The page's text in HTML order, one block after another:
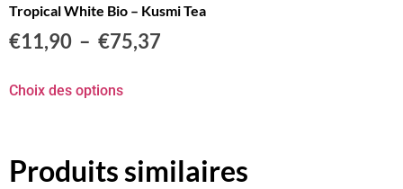
Tropical White Bio – Kusmi Tea
€11,90 – €75,37
Choix des options
Produits similaires